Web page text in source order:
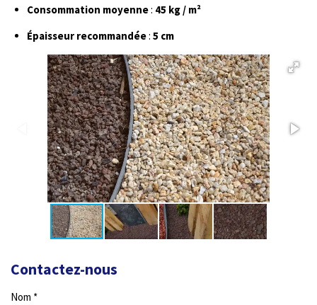
Consommation moyenne: 45 kg / m²
Épaisseur recommandée: 5 cm
Contactez-nous
Nom *